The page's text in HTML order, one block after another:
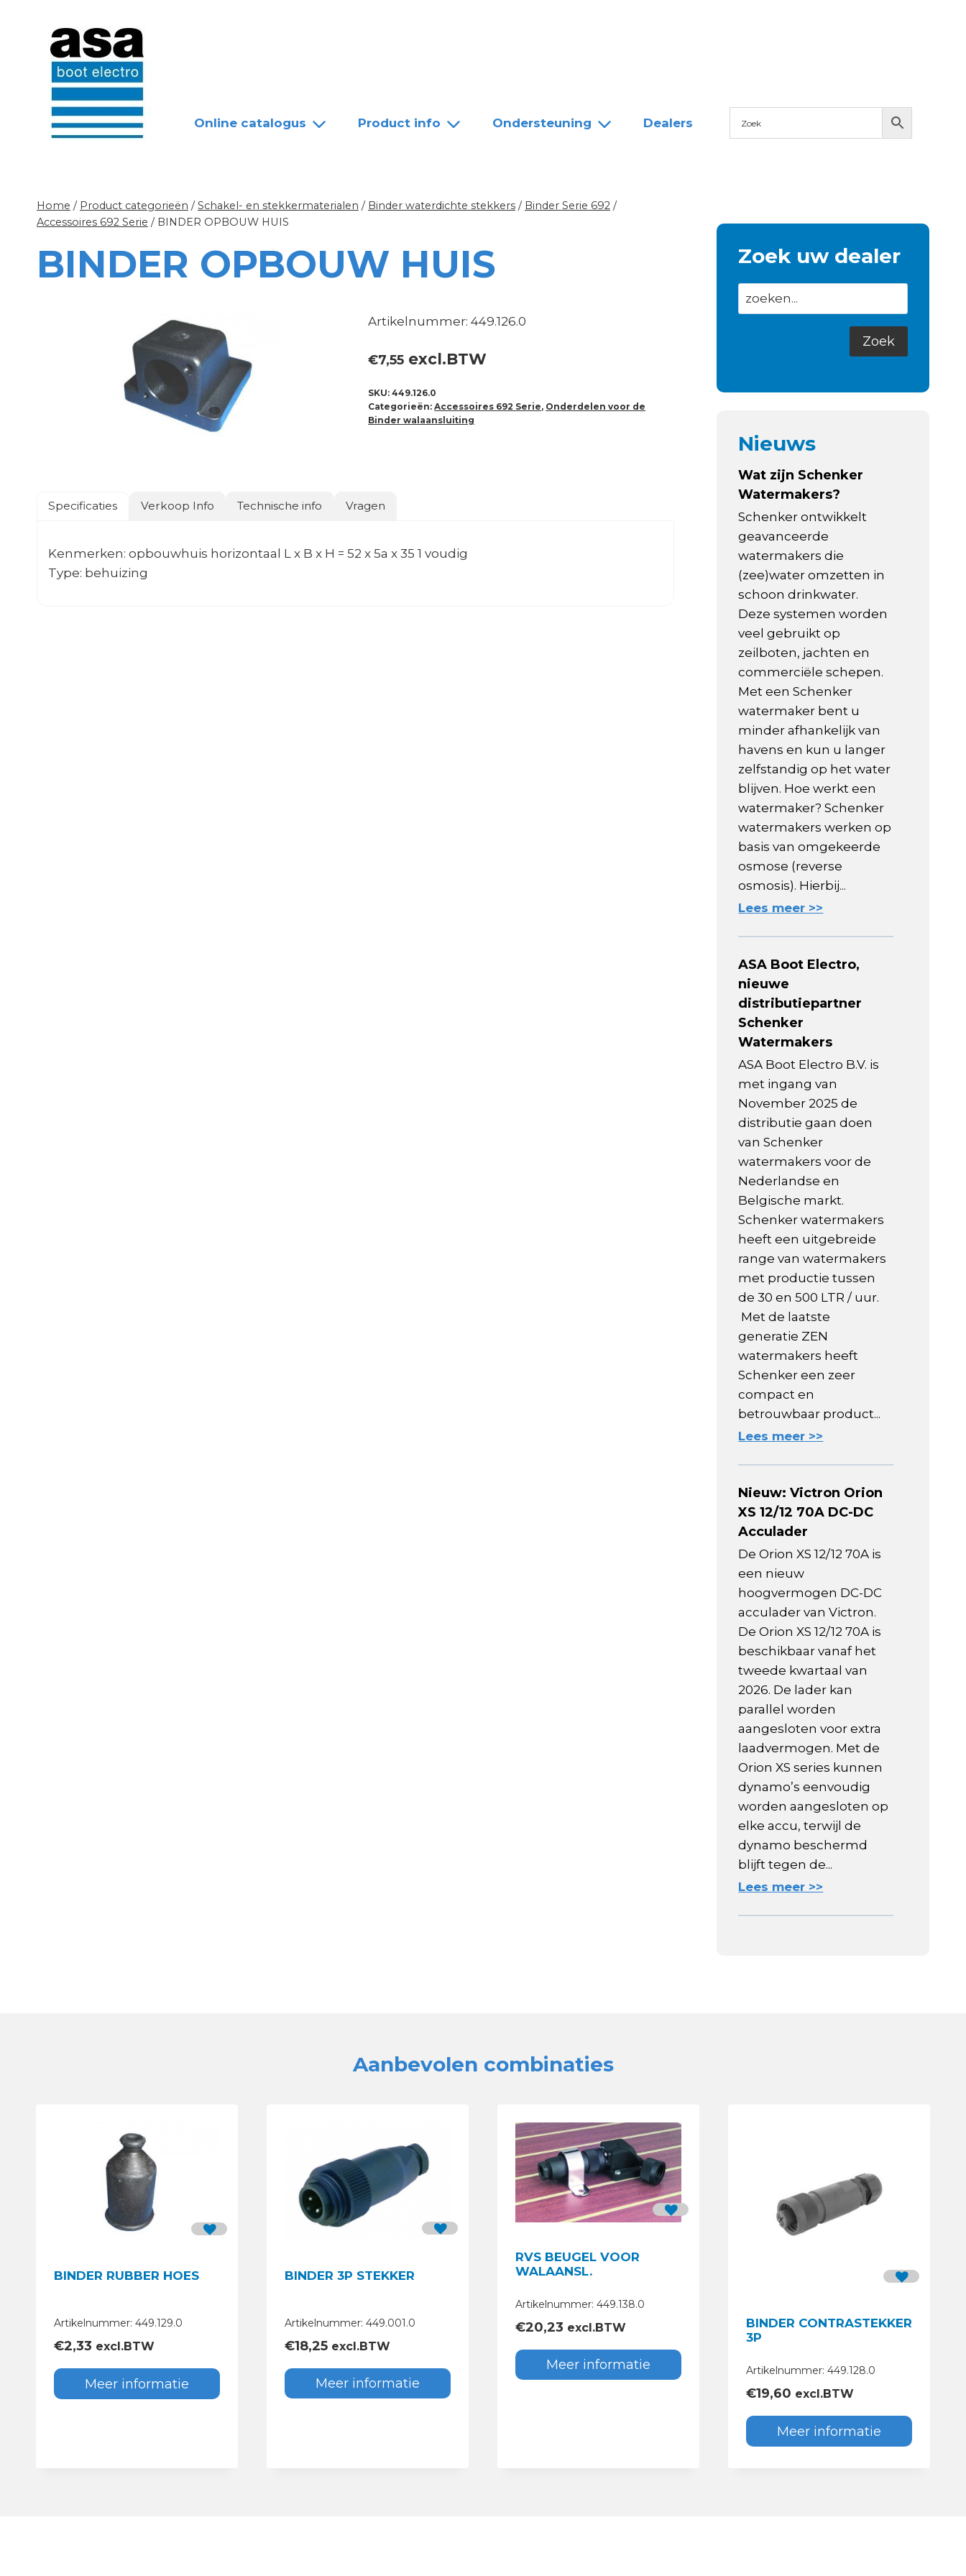
Online catalogus Product info Ondersteuning Dealers
Home / Product categorieën / Schakel- en stekkermaterialen / Binder waterdichte stekkers / Binder Serie 692 /
Accessoires 692 Serie / BINDER OPBOUW HUIS
BINDER OPBOUW HUIS
Artikelnummer: 449.126.0
€7,55 excl.BTW
SKU:449.126.0
Categorieën:Accessoires 692 Serie, Onderdelen voor de
Binder walaansluiting
Specificaties Verkoop Info Technische info Vragen
Kenmerken: opbouwhuis horizontaal L x B x H = 52 x 5a x 35 1 voudig
Type: behuizing
Zoek uw dealer
Nieuws
Wat zijn Schenker
Watermakers?
Schenker ontwikkelt
geavanceerde
watermakers die
(zee)water omzetten in
schoon drinkwater.
Deze systemen worden
veel gebruikt op
zeilboten, jachten en
commerciële schepen.
Met een Schenker
watermaker bent u
minder afhankelijk van
havens en kun u langer
zelfstandig op het water
blijven. Hoe werkt een
watermaker? Schenker
watermakers werken op
basis van omgekeerde
osmose (reverse
osmosis). Hierbij...
Lees meer >>
ASA Boot Electro,
nieuwe
distributiepartner
Schenker
Watermakers
ASA Boot Electro B.V. is
met ingang van
November 2025 de
distributie gaan doen
van Schenker
watermakers voor de
Nederlandse en
Belgische markt.
Schenker watermakers
heeft een uitgebreide
range van watermakers
met productie tussen
de 30 en 500 LTR / uur.
Met de laatste
generatie ZEN
watermakers heeft
Schenker een zeer
compact en
betrouwbaar product...
Lees meer >>
Nieuw: Victron Orion
XS 12/12 70A DC-DC
Acculader
De Orion XS 12/12 70A is
een nieuw
hoogvermogen DC-DC
acculader van Victron.
De Orion XS 12/12 70A is
beschikbaar vanaf het
tweede kwartaal van
2026. De lader kan
parallel worden
aangesloten voor extra
laadvermogen. Met de
Orion XS series kunnen
dynamo’s eenvoudig
worden aangesloten op
elke accu, terwijl de
dynamo beschermd
blijft tegen de...
Lees meer >>
Aanbevolen combinaties
BINDER RUBBER HOES
Artikelnummer: 449.129.0
€2,33 excl.BTW
Meer informatie
BINDER 3P STEKKER
Artikelnummer: 449.001.0
€18,25 excl.BTW
Meer informatie
RVS BEUGEL VOOR
WALAANSL.
Artikelnummer: 449.138.0
€20,23 excl.BTW
Meer informatie
BINDER CONTRASTEKKER
3P
Artikelnummer: 449.128.0
€19,60 excl.BTW
Meer informatie